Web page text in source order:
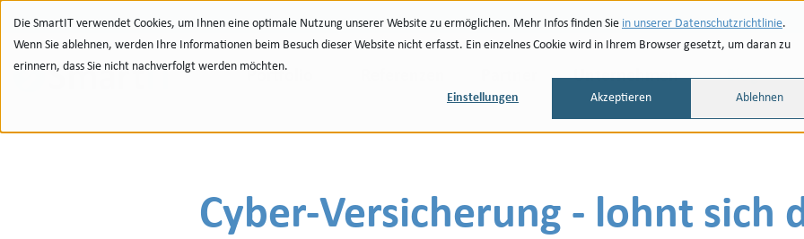
Die SmartIT verwendet Cookies, um Ihnen eine optimale Nutzung unserer Website zu ermöglichen. Mehr Infos finden Sie in unserer Datenschutzrichtlinie.
Wenn Sie ablehnen, werden Ihre Informationen beim Besuch dieser Website nicht erfasst. Ein einzelnes Cookie wird in Ihrem Browser gesetzt, um daran zu
erinnern, dass Sie nicht nachverfolgt werden möchten.
Einstellungen Akzeptieren Ablehnen
Portfolio Unternehmen Blog
Cyber-Versicherung - lohnt sich